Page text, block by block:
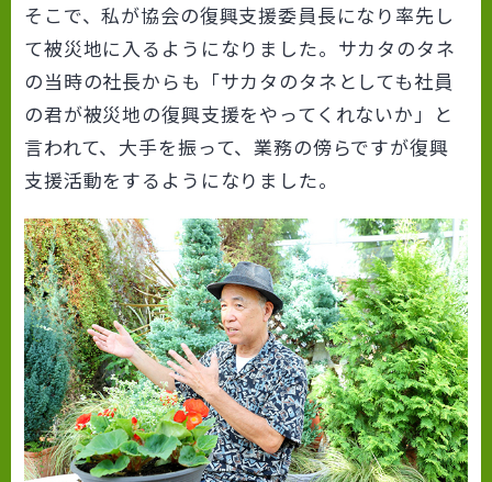
そこで、私が協会の復興支援委員長になり率先し
て被災地に入るようになりました。サカタのタネ
の当時の社長からも「サカタのタネとしても社員
の君が被災地の復興支援をやってくれないか」と
言われて、大手を振って、業務の傍らですが復興
支援活動をするようになりました。